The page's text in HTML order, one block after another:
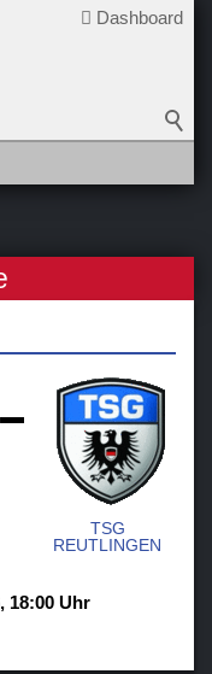
Dashboard
-
TSG
REUTLINGEN
18:00 Uhr